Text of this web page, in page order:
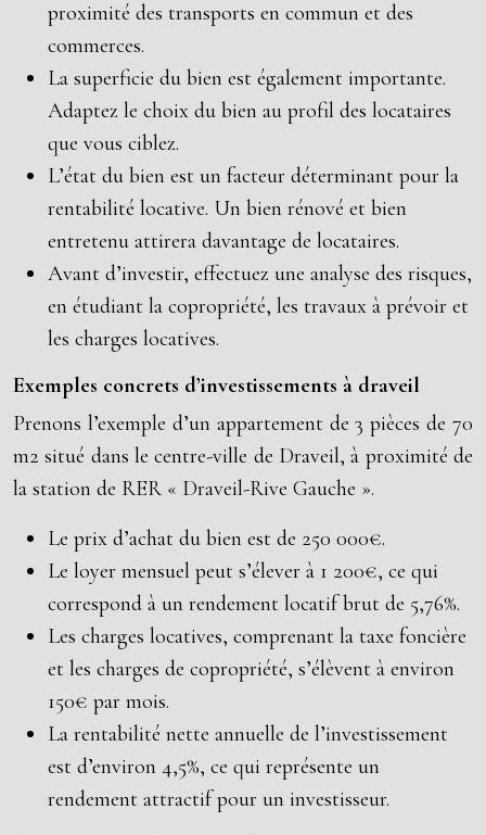
proximité des transports en commun et des
commerces.
La superficie du bien est également importante.
Adaptez le choix du bien au profil des locataires
que vous ciblez.
L’état du bien est un facteur déterminant pour la
rentabilité locative. Un bien rénové et bien
entretenu attirera davantage de locataires.
Avant d’investir, effectuez une analyse des risques,
en étudiant la copropriété, les travaux à prévoir et
les charges locatives.
Exemples concrets d’investissements à draveil
Prenons l’exemple d’un appartement de 3 pièces de 70
m2 situé dans le centre-ville de Draveil, à proximité de
la station de RER « Draveil-Rive Gauche ».
Le prix d’achat du bien est de 250 000€.
Le loyer mensuel peut s’élever à 1 200€, ce qui
correspond à un rendement locatif brut de 5,76%.
Les charges locatives, comprenant la taxe foncière
et les charges de copropriété, s’élèvent à environ
150€ par mois.
La rentabilité nette annuelle de l’investissement
est d’environ 4,5%, ce qui représente un
rendement attractif pour un investisseur.